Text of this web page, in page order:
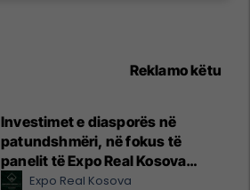
Reklamo këtu
Investimet e diasporës në
patundshmëri, në fokus të
panelit të Expo Real Kosova
2026Expo Real Kosova